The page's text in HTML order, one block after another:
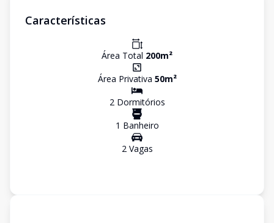
Características
Área Total 200m²
Área Privativa 50m²
2Dormitórios
1 Banheiro
2Vagas